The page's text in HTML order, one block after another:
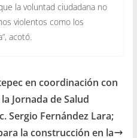
la voluntad ciudadana no
violentos como los
acotó.
en coordinación con
Jornada de Salud
Sergio Fernández Lara;
la construcción en la